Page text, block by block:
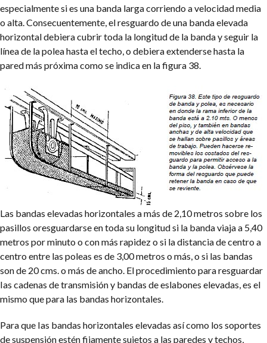
especialmente si es una banda larga corriendo a velocidad media
o alta. Consecuentemente, el resguardo de una banda elevada
horizontal debiera cubrir toda la longitud de la banda y seguir la
línea de la polea hasta el techo, o debiera extenderse hasta la
pared más próxima como se indica en la figura 38.
Las bandas elevadas horizontales a más de 2,10 metros sobre los
pasillos oresguardarse en toda su longitud si la banda viaja a 5,40
metros por minuto o con más rapidez o si la distancia de centro a
centro entre las poleas es de 3,00 metros o más, o si las bandas
son de 20 cms. o más de ancho. El procedimiento para resguardar
Ias cadenas de transmisión y bandas de eslabones elevadas, es el
mismo que para las bandas horizontales.
Para que Ias bandas horizontales elevadas así como los soportes
de suspensión estén fijamente sujetos a las paredes y techos,